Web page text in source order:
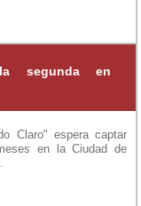
segunda en
Claro" espera captar
en la Ciudad de